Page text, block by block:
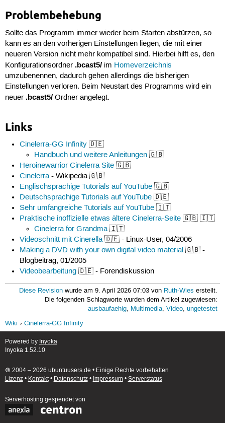
Problembehebung
Sollte das Programm immer wieder beim Starten abstürzen, so
kann es an den vorherigen Einstellungen liegen, die mit einer
neueren Version nicht mehr kompatibel sind. Hierbei hilft es, den
Konfigurationsordner .bcast5/im Homeverzeichnis
umzubenennen, dadurch gehen allerdings die bisherigen
Einstellungen verloren. Beim Neustart des Programms wird ein
neuer .bcast5/Ordner angelegt.
Links
Cinelerra-GG Infinity 🇩🇪
Handbuch und weitere Anleitungen 🇬🇧
Heroinewarrior Cinelerra Site 🇬🇧
Cinelerra- Wikipedia 🇬🇧
Englischsprachige Tutorials auf YouTube 🇬🇧
Deutschsprachige Tutorials auf YouTube 🇩🇪
Sehr umfangreiche Tutorials auf YouTube 🇮🇹
Praktische inoffizielle etwas ältere Cinelerra-Seite 🇬🇧 🇮🇹
Cinelerra for Grandma🇮🇹
Videoschnitt mit Cinerella🇩🇪 - Linux-User, 04/2006
Making a DVD with your own digital video material 🇬🇧 -
Blogbeitrag, 01/2005
Videobearbeitung 🇩🇪 - Forendiskussion
Diese Revision wurde am 9. April 2026 07:03 von Ruth-Wies erstellt.
Die folgenden Schlagworte wurden dem Artikel zugewiesen:
ausbaufaehig, Multimedia,Video,ungetestet
Wiki
Cinelerra-GG Infinity
Powered by Inyoka
Inyoka 1.52.10
🄯 2004 – 2026 ubuntuusers.de • Einige Rechte vorbehalten
Lizenz• Kontakt• Datenschutz• Impressum• Serverstatus
Serverhosting gespendet von